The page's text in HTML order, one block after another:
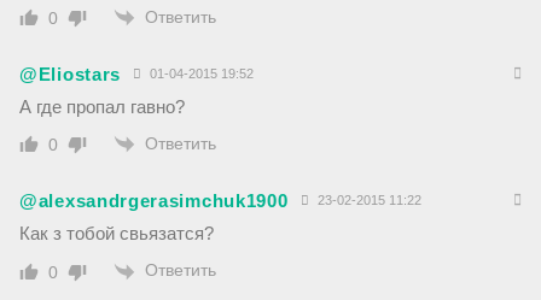
0 Ответить
@Eliostars 01-04-2015 19:52
А где пропал гавно?
0 Ответить
@alexsandrgerasimchuk1900 23-02-2015 11:22
Как з тобой свьязатся?
0 Ответить